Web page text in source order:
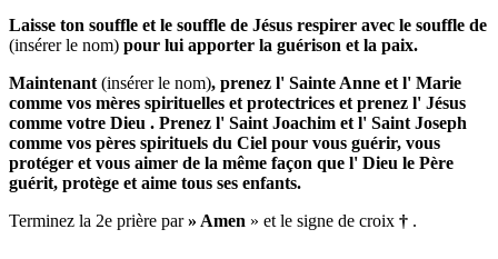
Laisse ton souffle et le souffle de Jésus respirer avec le souffle de
(insérer le nom) pour lui apporter la guérison et la paix.
Maintenant (insérer le nom), prenez l' Sainte Anne et l' Marie
comme vos mères spirituelles et protectrices et prenez l' Jésus
comme votre Dieu . Prenez l' Saint Joachim et l' Saint Joseph
comme vos pères spirituels du Ciel pour vous guérir, vous
protéger et vous aimer de la même façon que l' Dieu le Père
guérit, protège et aime tous ses enfants.
Terminez la 2e prière par» Amen » et le signe de croix † .